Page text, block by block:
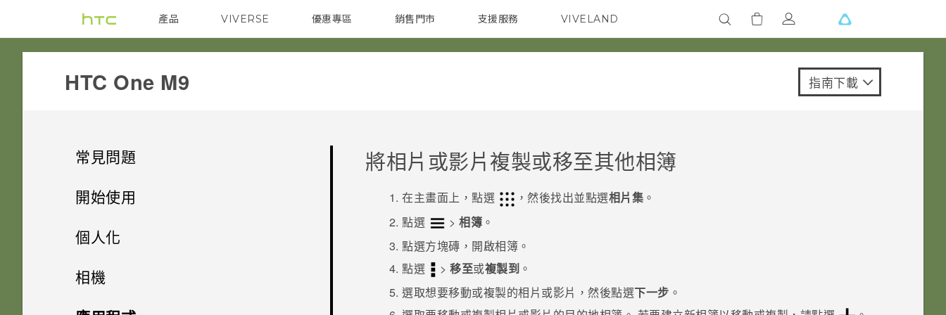
產品
VIVE G REIGNS 智慧型手機 配件
VIVERSE 優惠專區
焦點訊息 校園專案 企業採購
銷售門市
銷售通路 支援服務 VIVELAND
HTC One M9‎ 指南下載
常見問題
GETTING STARTED
HTC 傳輸？
開始使用
打開包裝
插槽和卡片固定座
何謂 HTC Sense 首頁小工具？
個人化
手機設定及傳輸
初次設定 HTC One M9
個人化
相機
相機
將相片或影片複製或移至其他相簿
在主畫面上，點選 ，然後找出並點選相片集 。
點選
>相簿 。
點選方塊磚，開啟相簿。
點選
>移至或複製到 。
選取想要移動或複製的相片或影片，然後點選下一步 。